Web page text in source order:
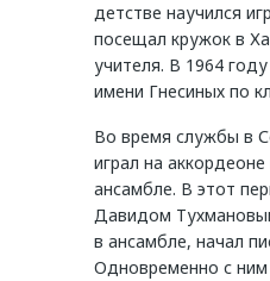
детстве научился
посещал кружок в
учителя. В 1964
имени Гнесиных по
Во время службы в
играл на
ансамбле. В этот
Давидом
в ансамбле, начал
Одновременно с